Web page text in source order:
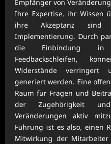
Empfänger von
Ihre Expertise, ihr Wissen
ihre Akzeptanz
Implementierung. Durch
die Einbindung in
Feedbackschleifen,
Widerstände verringert
generiert werden. Eine
Raum für Fragen und
der Zugehörigkeit
Veränderungen aktiv
Führung ist es also, einen
Mitwirkung der